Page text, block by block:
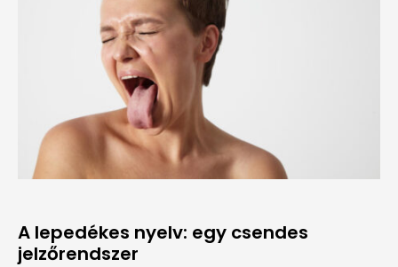
A lepedékes nyelv: egy csendes
jelzőrendszer